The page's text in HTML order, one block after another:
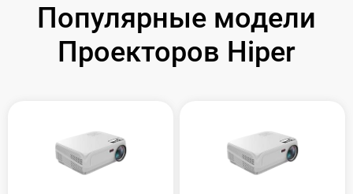
Популярные модели
Проекторов Hiper